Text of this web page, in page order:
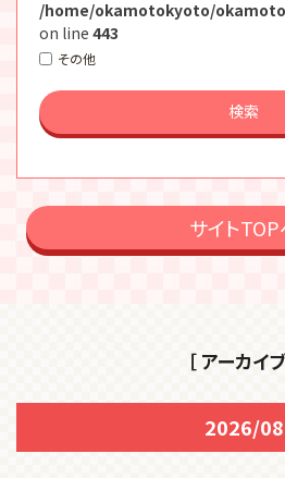
/home/okamotokyoto/
on line 443
その他
検索
サイト
［ アーカイブ
2026/08